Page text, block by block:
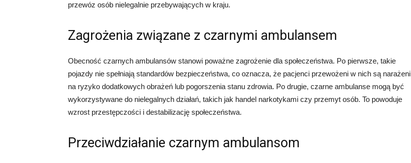
przewóz osób nielegalnie przebywających w kraju.
Zagrożenia związane z czarnymi ambulansem
Obecność czarnych ambulansów stanowi poważne zagrożenie dla społeczeństwa. Po pierwsze, takie
pojazdy nie spełniają standardów bezpieczeństwa, co oznacza, że pacjenci przewożeni w nich są narażeni
na ryzyko dodatkowych obrażeń lub pogorszenia stanu zdrowia. Po drugie, czarne ambulanse mogą być
wykorzystywane do nielegalnych działań, takich jak handel narkotykami czy przemyt osób. To powoduje
wzrost przestępczości i destabilizację społeczeństwa.
Przeciwdziałanie czarnym ambulansom